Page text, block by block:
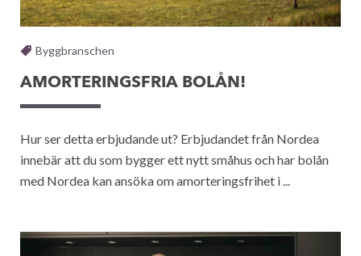
Byggbranschen
AMORTERINGSFRIA BOLÅN!
Hur ser detta erbjudande ut? Erbjudandet från Nordea
innebär att du som bygger ett nytt småhus och har bolån
med Nordea kan ansöka om amorteringsfrihet i ...